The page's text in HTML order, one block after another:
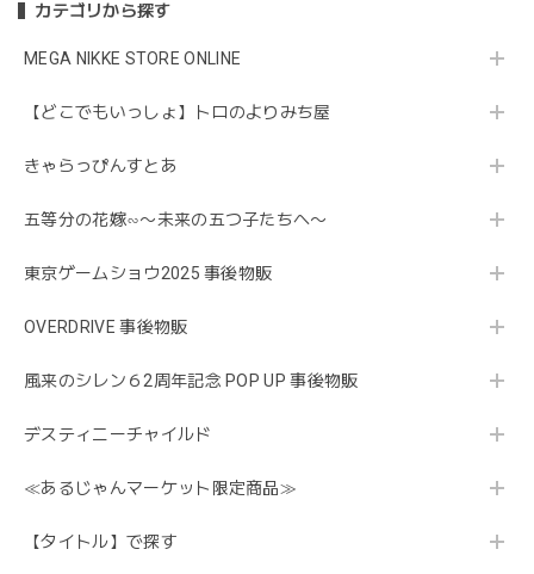
カテゴリから探す
MEGA NIKKE STORE ONLINE
【どこでもいっしょ】トロのよりみち屋
きゃらっぴんすとあ
五等分の花嫁∽〜未来の五つ子たちへ〜
東京ゲームショウ2025 事後物販
OVERDRIVE 事後物販
風来のシレン６2周年記念 POP UP 事後物販
デスティニーチャイルド
≪あるじゃんマーケット限定商品≫
【タイトル】で探す